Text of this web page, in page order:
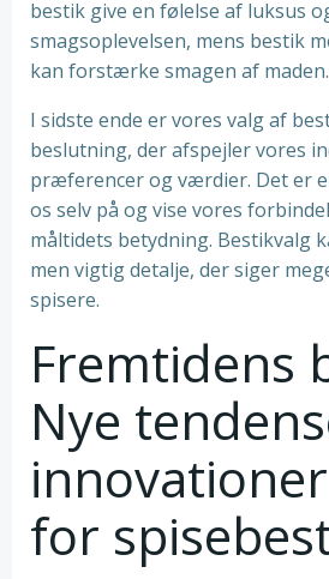
bestik give en følelse af luksus
smagsoplevelsen, mens bestik
kan forstærke smagen af maden.
I sidste ende er vores valg af
beslutning, der afspejler vores
præferencer og værdier. Det er
os selv på og vise vores
måltidets betydning. Bestikvalg
men vigtig detalje, der siger
spisere.
Fremtidens
Nye
for